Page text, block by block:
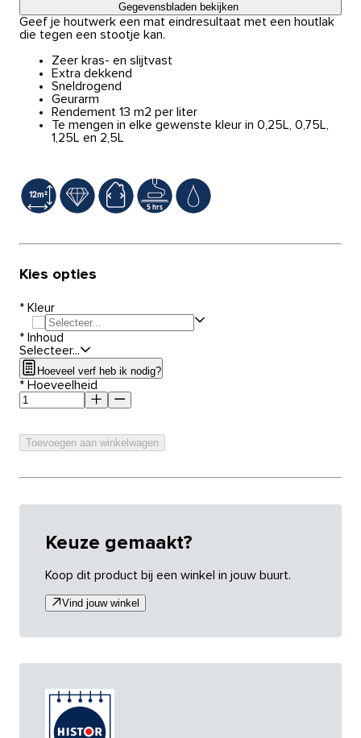
Gegevensbladen bekijken
Geef je houtwerk een mat eindresultaat met een houtlak
die tegen een stootje kan.
Zeer kras- en slijtvast
Extra dekkend
Sneldrogend
Geurarm
Rendement 13 m2 per liter
Te mengen in elke gewenste kleur in 0,25L, 0,75L,
1,25L en 2,5L
Kies opties
* Kleur
* Inhoud
Selecteer...
Hoeveel verf heb ik nodig?
* Hoeveelheid
Toevoegen aan winkelwagen
Keuze gemaakt?
Koop dit product bij een winkel in jouw buurt.
Vind jouw winkel